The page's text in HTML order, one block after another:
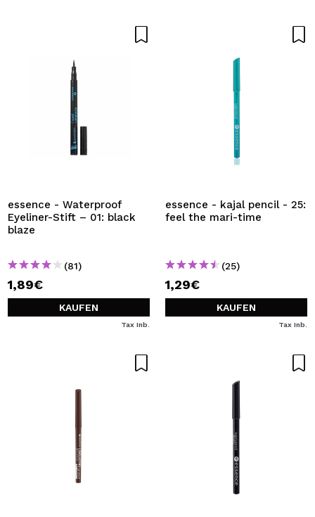
essence - Waterproof
Eyeliner-Stift – 01: black
blaze
(81)
1,89€
KAUFEN
Tax Inb.
essence - kajal pencil - 25:
feel the mari-time
(25)
1,29€
KAUFEN
Tax Inb.